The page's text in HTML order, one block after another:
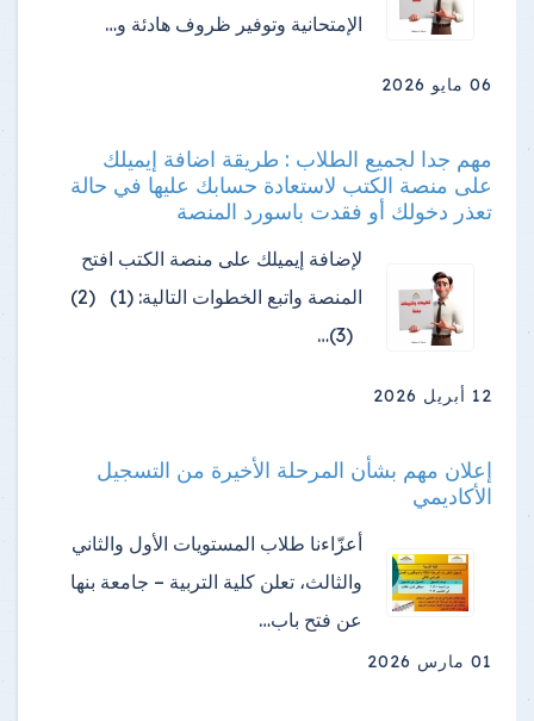
الإمتحانية وتوفير ظروف هادئة و…
06 مايو 2026
مهم جدا لجميع الطلاب : طريقة اضافة إيميلك
على منصة الكتب لاستعادة حسابك عليها في حالة
تعذر دخولك أو فقدت باسورد المنصة
لإضافة إيميلك على منصة الكتب افتح
المنصة واتبع الخطوات التالية: (1) (2)
(3)…
12 أبريل 2026
إعلان مهم بشأن المرحلة الأخيرة من التسجيل
الأكاديمي
أعزّاءنا طلاب المستويات الأول والثاني
والثالث، تعلن كلية التربية – جامعة بنها
عن فتح باب…
01 مارس 2026